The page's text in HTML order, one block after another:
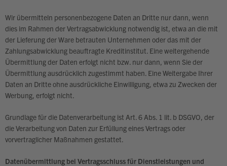
Wir übermitteln personenbezogene Daten an Dritte nur dann, wenn
dies im Rahmen der Vertragsabwicklung notwendig ist, etwa an die mit
der Lieferung der Ware betrauten Unternehmen oder das mit der
Zahlungsabwicklung beauftragte Kreditinstitut. Eine weitergehende
Übermittlung der Daten erfolgt nicht bzw. nur dann, wenn Sie der
Übermittlung ausdrücklich zugestimmt haben. Eine Weitergabe Ihrer
Daten an Dritte ohne ausdrückliche Einwilligung, etwa zu Zwecken der
Werbung, erfolgt nicht.
Grundlage für die Datenverarbeitung ist Art. 6 Abs. 1 lit. b DSGVO, der
die Verarbeitung von Daten zur Erfüllung eines Vertrags oder
vorvertraglicher Maßnahmen gestattet.
Datenübermittlung bei Vertragsschluss für Dienstleistungen und